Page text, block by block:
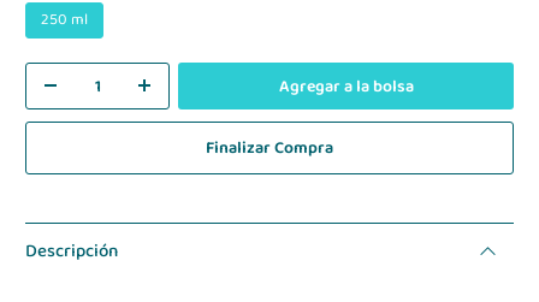
250 ml
Agregar a la bolsa
Finalizar Compra
Descripción